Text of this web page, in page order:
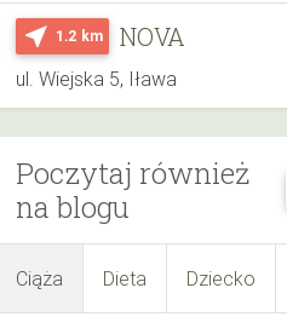
near_me 1.2 km NOVA
ul. Wiejska 5, Iława
Poczytaj również
na blogu
Ciąża Dieta Dziecko